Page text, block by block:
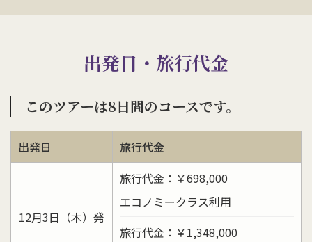
出発日・旅行代金
このツアーは8日間のコースです。
出発日 旅行代金
12月3日（木）発
旅行代金：￥698,000
エコノミークラス利用
旅行代金：￥1,348,000